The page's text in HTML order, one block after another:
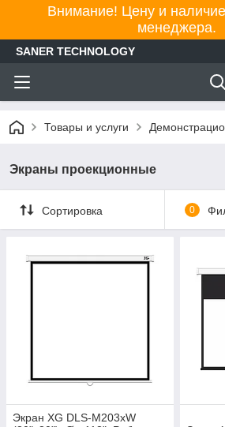
Внимание! Цену и
менеджера.
SANER TECHNOLOGY
Товары и услуги
Экраны проекционные
Сортировка 0
Экран XG DLS-M203xW